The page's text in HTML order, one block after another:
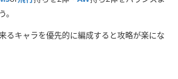
るキャラを優先的に編成すると攻略が楽にな